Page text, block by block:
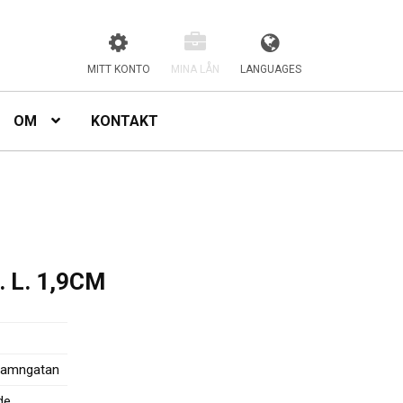
MITT KONTO MINA LÅN LANGUAGES
OM KONTAKT
L. 1,9CM